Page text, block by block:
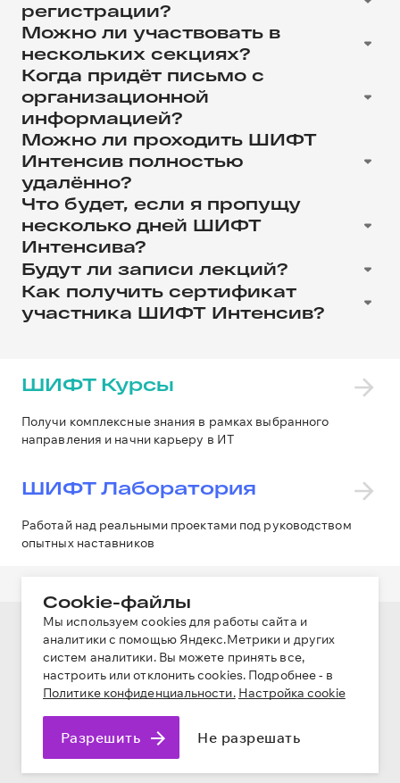
регистрации?
Да, ты можешь сменить секцию до старта
проекта. Нужно отменить прошлую
регистрацию и выбрать другое направление.
Можно ли участвовать в
нескольких секциях?
Нет, проходить практику можно только в
рамках одного направления.
Когда придёт письмо с
организационной
информацией?
Как правило, мы отправляем
информационное письмо за 3-4 дня до
старта Интенсива.
Можно ли проходить ШИФТ
Интенсив полностью
удалённо?
Да, все лекции и мастер-классы проходят
онлайн. Очно мы проводим только открытие
и закрытие, но, как правило, тоже организуем
трансляцию.
Что будет, если я пропущу
несколько дней ШИФТ
Интенсива?
Ничего страшного, главное – успеть
«нагнать» пропущенный материал и вовремя
прислать задание. Дедлайн определяют
Будут ли записи лекций?
К сожалению, мы не гарантируем наличие
записей, поэтому рекомендуем смотреть
Как получить сертификат
участника ШИФТ Интенсив?
направлений.
ШИФТ Курсы
Получи комплексные знания в рамках выбранного
направления и начни карьеру в ИТ
ШИФТ Лаборатория
Работай над реальными проектами под руководством
опытных наставников
О нас
Курсы
Интенсив
Политика обработки персональных данных
Управление файлами cookie
Сookie-файлы
Мы используем cookies для работы сайта и
аналитики с помощью Яндекс.Метрики и других
систем аналитики. Вы можете принять все,
настроить или отклонить cookies. Подробнее - в
Политике конфиденциальности. Настройка cookie
Разрешить Не разрешать